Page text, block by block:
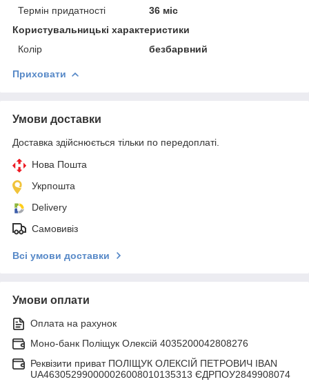
Термін придатності
36 міс
Користувальницькі характеристики
Колір
безбарвний
Приховати
Умови доставки
Доставка здійснюється тільки по передоплаті.
Нова Пошта
Укрпошта
Delivery
Самовивіз
Всі умови доставки
Умови оплати
Оплата на рахунок
Моно-банк Поліщук Олексій 4035200042808276
Реквізити приват ПОЛІЩУК ОЛЕКСІЙ ПЕТРОВИЧ IBAN
UA463052990000026008010135313 ЄДРПОУ2849908074